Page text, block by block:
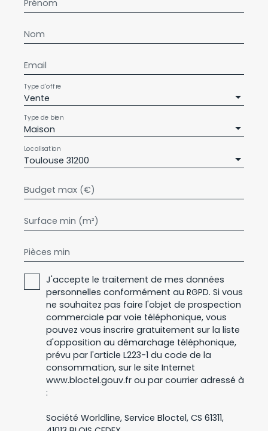
Prénom
Nom
Email
Vente
Type d'offre
Maison
Type de bien
Toulouse 31200
Localisation
Budget max (€)
Surface min (m²)
Pièces min
J'accepte le traitement de mes données
personnelles conformément au RGPD. Si vous
ne souhaitez pas faire l'objet de prospection
commerciale par voie téléphonique, vous
pouvez vous inscrire gratuitement sur la liste
d'opposition au démarchage téléphonique,
prévu par l'article L223-1 du code de la
consommation, sur le site Internet
www.bloctel.gouv.fr ou par courrier adressé à
:
Société Worldline, Service Bloctel, CS 61311,